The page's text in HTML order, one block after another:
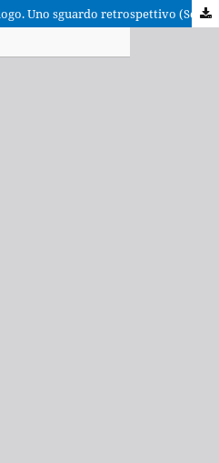
TONELLI, DEBORA, Il Decalogo. Uno sguardo retrospettivo (Scienze religiose)